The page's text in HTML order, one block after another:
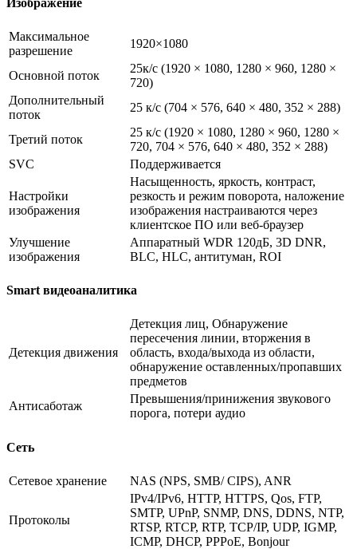
Максимальное
разрешение
1920×1080
Основной поток
25к/с (1920 × 1080, 1280 × 960, 1280 ×
720)
Дополнительный
поток
25 к/с (704 × 576, 640 × 480, 352 × 288)
Третий поток
25 к/с (1920 × 1080, 1280 × 960, 1280 ×
720, 704 × 576, 640 × 480, 352 × 288)
SVC
Поддерживается
Настройки
изображения
Насыщенность, яркость, контраст,
резкость и режим поворота, наложение
изображения настраиваются через
клиентское ПО или веб-браузер
Улучшение
изображения
Аппаратный WDR 120дБ, 3D DNR,
BLC, HLC, антитуман, ROI
Smart видеоаналитика
Детекция движения
Детекция лиц, Обнаружение
пересечения линии, вторжения в
область, входа/выхода из области,
обнаружение оставленных/пропавших
предметов
Антисаботаж
Превышения/принижения звукового
порога, потери аудио
Сеть
Сетевое хранение NAS (NPS, SMB/ CIPS), ANR
Протоколы
IPv4/IPv6, HTTP, HTTPS, Qos, FTP,
SMTP, UPnP, SNMP, DNS, DDNS, NTP,
RTSP, RTCP, RTP, TCP/IP, UDP, IGMP,
ICMP, DHCP, PPPoE, Bonjour